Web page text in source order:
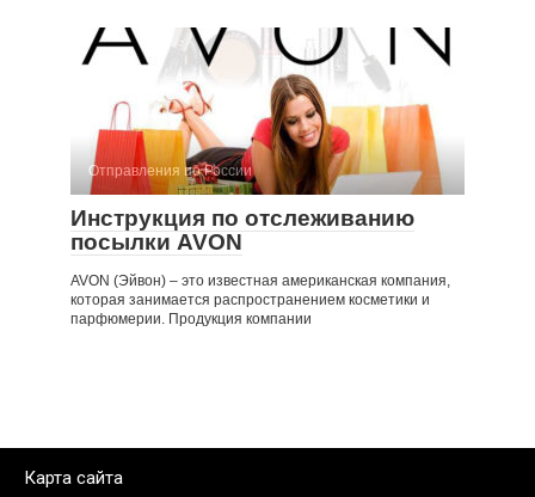
Отправления по России
Инструкция по отслеживанию
посылки AVON
AVON (Эйвон) – это известная американская компания,
которая занимается распространением косметики и
парфюмерии. Продукция компании
Карта сайта